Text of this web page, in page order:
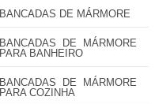
BANCADAS DE MÁRMORE
BANCADAS DE MÁRMORE
PARA BANHEIRO
BANCADAS DE MÁRMORE
PARA COZINHA